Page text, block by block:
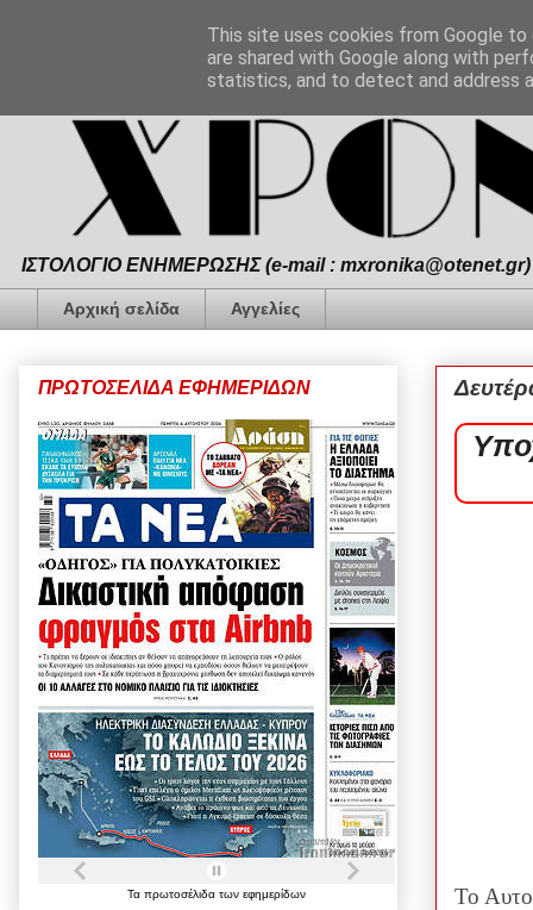
ΙΣΤΟΛΟΓΙΟ ΕΝΗΜΕΡΩΣΗΣ (e-mail :
Αρχική σελίδα Αγγελίες
Το
ΠΡΩΤΟΣΕΛΙΔΑ ΕΦΗΜΕΡΙΔΩΝ
Τα πρωτοσέλιδα των εφημερίδων
This site uses cookies from Google
are shared with Google along with
statistics, and to detect and address